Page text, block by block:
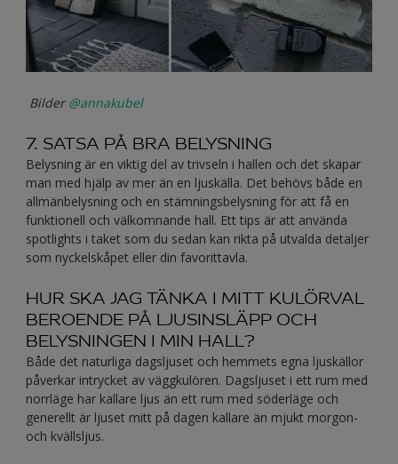
Bilder @annakubel
7. SATSA PÅ BRA BELYSNING
Belysning är en viktig del av trivseln i hallen och det skapar
man med hjälp av mer än en ljuskälla. Det behövs både en
allmänbelysning och en stämningsbelysning för att få en
funktionell och välkomnande hall. Ett tips är att använda
spotlights i taket som du sedan kan rikta på utvalda detaljer
som nyckelskåpet eller din favorittavla.
HUR SKA JAG TÄNKA I MITT KULÖRVAL
BEROENDE PÅ LJUSINSLÄPP OCH
BELYSNINGEN I MIN HALL?
Både det naturliga dagsljuset och hemmets egna ljuskällor
påverkar intrycket av väggkulören. Dagsljuset i ett rum med
norrläge har kallare ljus än ett rum med söderläge och
generellt är ljuset mitt på dagen kallare än mjukt morgon-
och kvällsljus.